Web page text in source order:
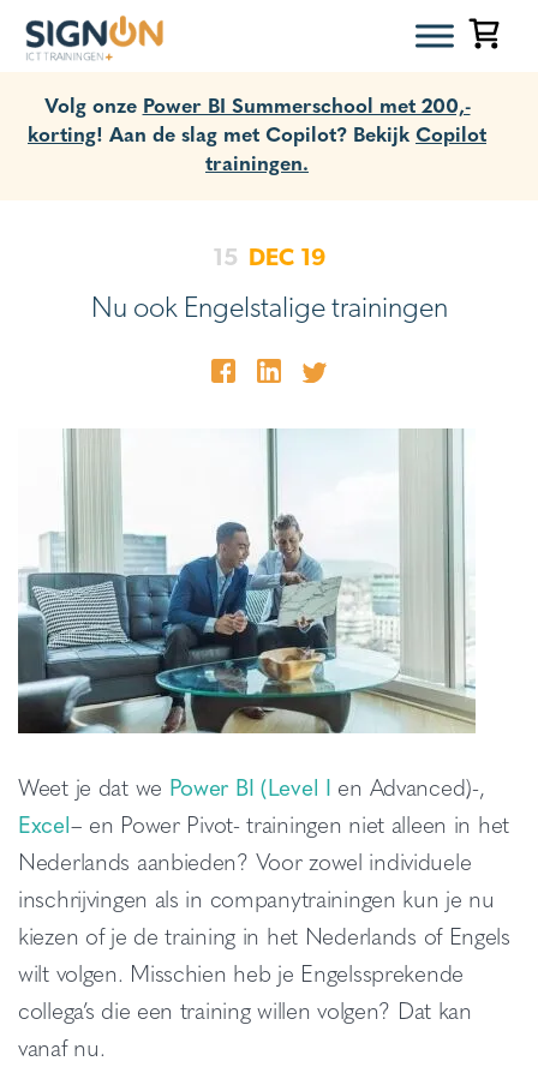
Volg onze Power BI Summerschool met 200,-
korting! Aan de slag met Copilot? Bekijk Copilot
trainingen.
15 DEC 19
Nu ook Engelstalige trainingen
Weet je dat we Power BI (Level I en Advanced)-,
Excel– en Power Pivot- trainingen niet alleen in het
Nederlands aanbieden? Voor zowel individuele
inschrijvingen als in companytrainingen kun je nu
kiezen of je de training in het Nederlands of Engels
wilt volgen. Misschien heb je Engelssprekende
collega’s die een training willen volgen? Dat kan
vanaf nu.